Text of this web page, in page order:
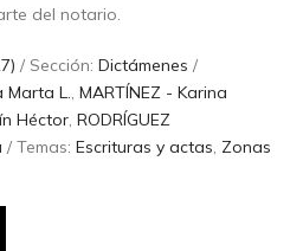
del notario.
/ Sección:Dictámenes /
Marta L.,MARTÍNEZ - Karina
Héctor,RODRÍGUEZ
/ Temas:Escrituras y actas, Zonas